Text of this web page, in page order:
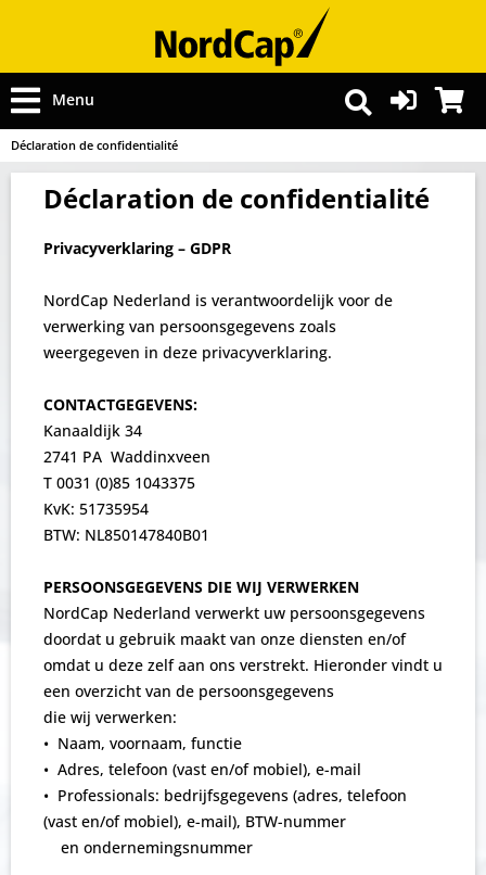
Menu
Déclaration de confidentialité
Déclaration de confidentialité
Privacyverklaring – GDPR
NordCap Nederland is verantwoordelijk voor de
verwerking van persoonsgegevens zoals
weergegeven in deze privacyverklaring.
CONTACTGEGEVENS:
Kanaaldijk 34
2741 PA Waddinxveen
T 0031 (0)85 1043375
KvK: 51735954
BTW: NL850147840B01
PERSOONSGEGEVENS DIE WIJ VERWERKEN
NordCap Nederland verwerkt uw persoonsgegevens
doordat u gebruik maakt van onze diensten en/of
omdat u deze zelf aan ons verstrekt. Hieronder vindt u
een overzicht van de persoonsgegevens
die wij verwerken:
• Naam, voornaam, functie
• Adres, telefoon (vast en/of mobiel), e-mail
• Professionals: bedrijfsgegevens (adres, telefoon
(vast en/of mobiel), e-mail), BTW-nummer
en ondernemingsnummer